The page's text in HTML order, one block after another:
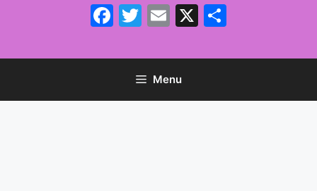
Facebook
Twitter
Email
X
Menu